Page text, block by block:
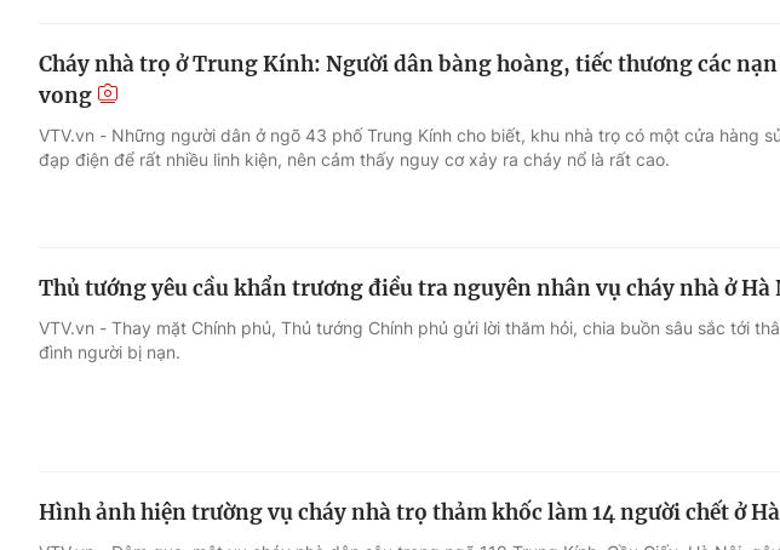
Cháy nhà trọ ở Trung Kính: Người dân bàng hoàng, tiếc thương các
vong
VTV.vn - Những người dân ở ngõ 43 phố Trung Kính cho biết, khu nhà trọ có một cửa hàng
đạp điện để rất nhiều linh kiện, nên cảm thấy nguy cơ xảy ra cháy nổ là rất cao.
Thủ tướng yêu cầu khẩn trương điều tra nguyên nhân vụ cháy nhà ở Hà
VTV.vn - Thay mặt Chính phủ, Thủ tướng Chính phủ gửi lời thăm hỏi, chia buồn sâu sắc tới
đình người bị nạn.
Hình ảnh hiện trường vụ cháy nhà trọ thảm khốc làm 14 người chết ở